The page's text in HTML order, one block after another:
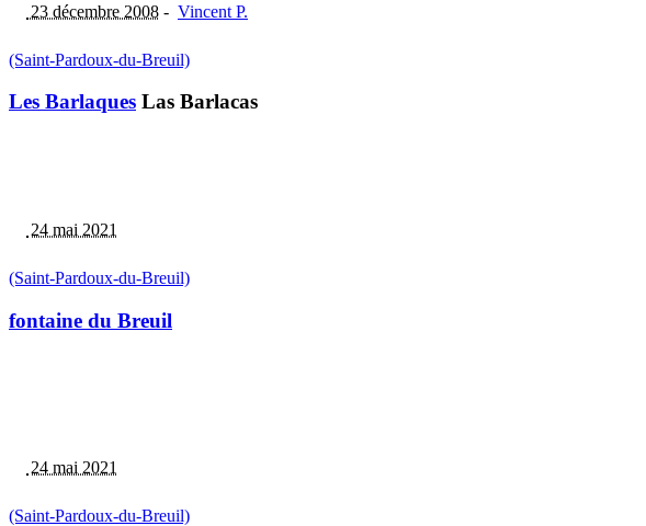
23 décembre 2008 - Vincent P.
(Saint-Pardoux-du-Breuil)
Les Barlaques Las Barlacas
24 mai 2021
(Saint-Pardoux-du-Breuil)
fontaine du Breuil
24 mai 2021
(Saint-Pardoux-du-Breuil)